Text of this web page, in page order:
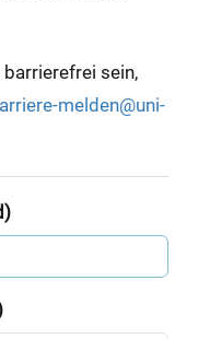
sein,
melden@uni-